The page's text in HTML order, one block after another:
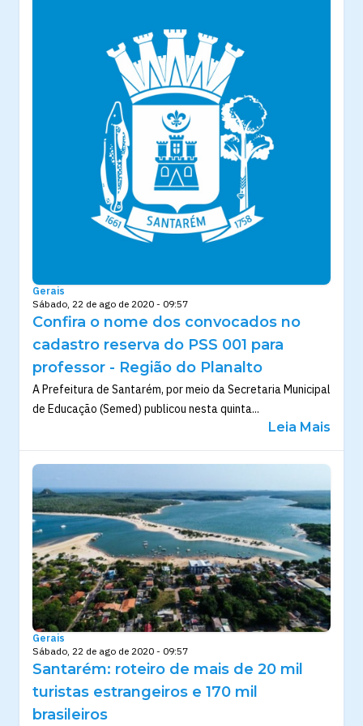
Gerais
Sábado, 22 de ago de 2020 - 09:57
Confira o nome dos convocados no
cadastro reserva do PSS 001 para
professor - Região do Planalto
A Prefeitura de Santarém, por meio da Secretaria Municipal
de Educação (Semed) publicou nesta quinta...
Leia Mais
Gerais
Sábado, 22 de ago de 2020 - 09:57
Santarém: roteiro de mais de 20 mil
turistas estrangeiros e 170 mil
brasileiros